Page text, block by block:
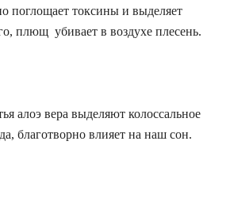
поглощает токсины и выделяет
плющ убивает в воздухе плесень.
алоэ вера выделяют колоссальное
благотворно влияет на наш сон.